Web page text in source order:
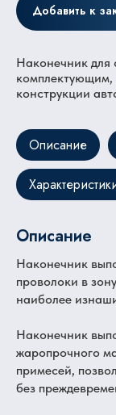
Добавить к
Наконечник для
конструкции
Описание
Описание
Наконечник
проволоки в
наиболее
Наконечник
жаропрочного
примесей,
без